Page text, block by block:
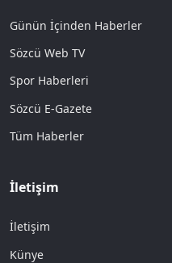
Günün İçinden Haberler
Sözcü Web TV
Spor Haberleri
Sözcü E-Gazete
Tüm Haberler
İletişim
İletişim
Künye